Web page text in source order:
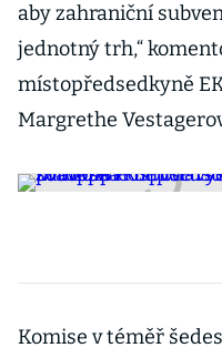
aby zahraniční
jednotný trh,“
místopředsedkyně
Margrethe
Komise v téměř